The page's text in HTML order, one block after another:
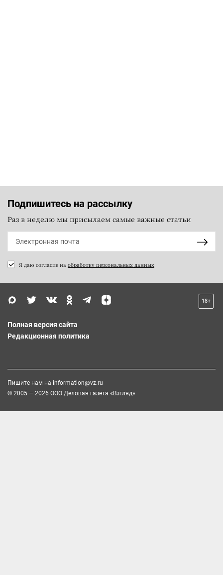
Подпишитесь на рассылку
Раз в неделю мы присылаем самые важные статьи
Я даю согласие на обработку персональных данных
18+
Полная версия сайта
Редакционная политика
Пишите нам на information@vz.ru
© 2005 — 2026 ООО Деловая газета «Взгляд»